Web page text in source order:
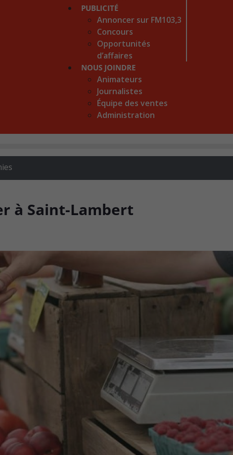
PUBLICITÉ
Annoncer sur FM103,3
Concours
Opportunités
d’affaires
NOUS JOINDRE
Animateurs
Journalistes
Équipe des ventes
Administration
à Saint-Lambert